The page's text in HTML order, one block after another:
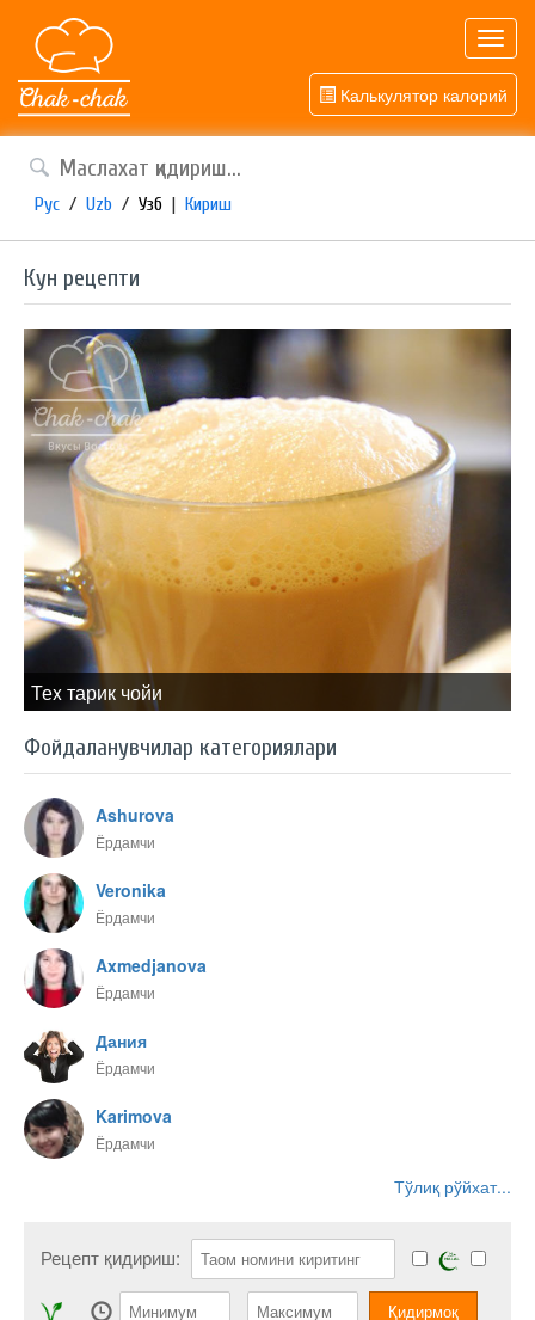
Калькулятор калорий
Рус / Uzb / Узб | Кириш
Кун рецепти
Теx тарик чойи
Фойдаланувчилар категориялари
Ashurova
Ёрдамчи
Veronika
Ёрдамчи
Axmedjanova
Ёрдамчи
Дания
Ёрдамчи
Karimova
Ёрдамчи
Тўлиқ рўйхат...
Рецепт қидириш: